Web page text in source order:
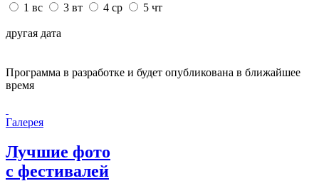
1 вс 3 вт 4 ср 5 чт
другая дата
Программа в разработке и будет опубликована в ближайшее
время
Галерея
Лучшие фото
с фестивалей